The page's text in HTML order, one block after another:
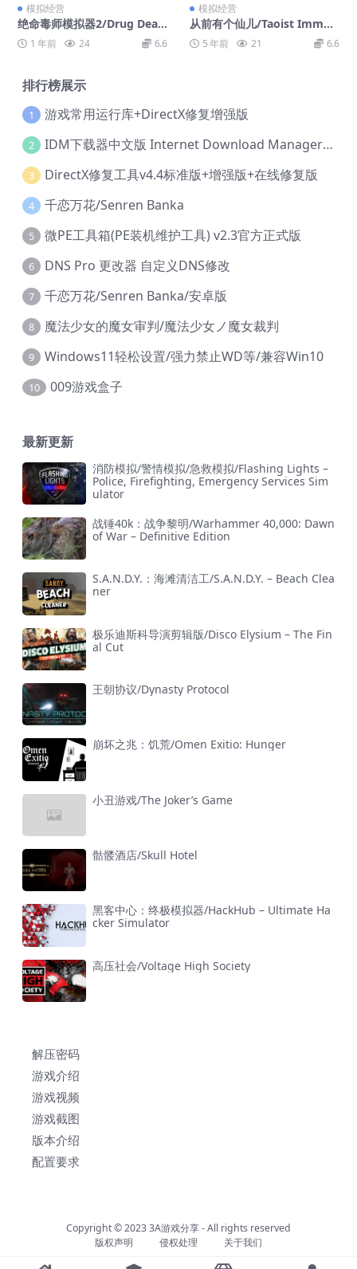
模拟经营
绝命毒师模拟器2/Drug Deale
r Simulator 2
1 年前 24 6.6
模拟经营
从前有个仙儿/Taoist Immor
tal 5 年前 21 6.6
排行榜展示
1 游戏常用运行库+DirectX修复增强版
2 IDM下载器中文版 Internet Download Manager v6.42.36 IDM
3 DirectX修复工具v4.4标准版+增强版+在线修复版
4 千恋万花/Senren Banka
5 微PE工具箱(PE装机维护工具) v2.3官方正式版
6 DNS Pro 更改器 自定义DNS修改
7 千恋万花/Senren Banka/安卓版
8 魔法少女的魔女审判/魔法少女ノ魔女裁判
9 Windows11轻松设置/强力禁止WD等/兼容Win10
10 009游戏盒子
最新更新
消防模拟/警情模拟/急救模拟/Flashing Lights –
Police, Firefighting, Emergency Services Sim
ulator
战锤40k：战争黎明/Warhammer 40,000: Dawn
of War – Definitive Edition
S.A.N.D.Y.：海滩清洁工/S.A.N.D.Y. – Beach Clea
ner
极乐迪斯科导演剪辑版/Disco Elysium – The Fin
al Cut
王朝协议/Dynasty Protocol
崩坏之兆：饥荒/Omen Exitio: Hunger
小丑游戏/The Joker’s Game
骷髅酒店/Skull Hotel
黑客中心：终极模拟器/HackHub – Ultimate Ha
cker Simulator
高压社会/Voltage High Society
解压密码
游戏介绍
游戏视频
游戏截图
版本介绍
配置要求
Copyright © 20233A游戏分享- All rights reserved
版权声明
侵权处理 关于我们